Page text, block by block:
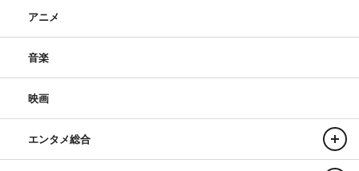
アニメ
音楽
映画
エンタメ総合